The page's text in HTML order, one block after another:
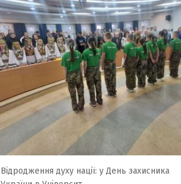
Відродження духу нації: у День захисника